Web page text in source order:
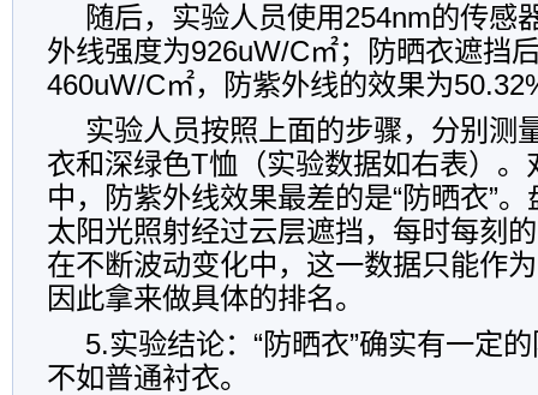
随后，实验人员使用254nm的传感
外线强度为926uW/C㎡；防晒衣遮挡
460uW/C㎡，防紫外线的效果为
实验人员按照上面的步骤，分别测
衣和深绿色T恤（实验数据如右表）。
中，防紫外线效果最差的是“防晒衣”
太阳光照射经过云层遮挡，每时每刻
在不断波动变化中，这一数据只能作
因此拿来做具体的排名。
5.实验结论：“防晒衣”确实有一定
不如普通衬衣。